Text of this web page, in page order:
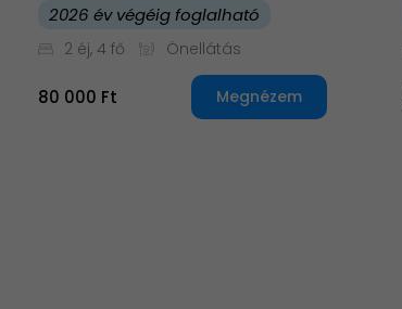
2026 év végéig foglalható
2 éj, 4 fő Önellátás
80 000 Ft Megnézem